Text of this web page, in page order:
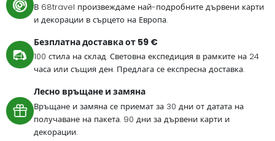
В 68travel произвеждаме най-подробните дървени карти
и декорации в сърцето на Европа.
Безплатна доставка от 59 €
100 стила на склад. Световна експедиция в рамките на 24
часа или същия ден. Предлага се експресна доставка.
Лесно връщане и замяна
Връщане и замяна се приемат за 30 дни от датата на
получаване на пакета. 90 дни за дървени карти и
декорации.